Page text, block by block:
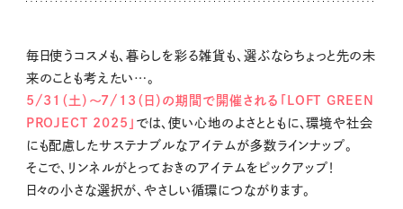
毎日使うコスメも、暮らしを彩る雑貨も、選ぶならちょっと先の未
来のことも考えたい…。
5/31（土）〜7/13（日）の期間で開催される「LOFT GREEN
PROJECT 2025」 では、使い心地のよさとともに、環境や社会
にも配慮したサステナブルなアイテムが多数ラインナップ。
そこで、リンネルがとっておきのアイテムをピックアップ！
日々の小さな選択が、やさしい循環につながります。